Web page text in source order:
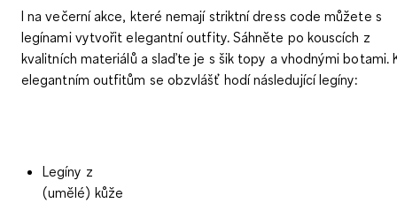
I na večerní akce, které nemají striktní dress code můžete s
legínami vytvořit elegantní outfity. Sáhněte po kouscích z
kvalitních materiálů a slaďte je s šik topy a vhodnými botami.
elegantním outfitům se obzvlášť hodí následující legíny:
Legíny z
(umělé) kůže